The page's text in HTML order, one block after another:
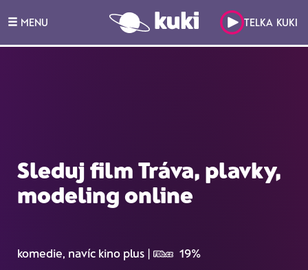
MENU TELKA KUKI
Sleduj film Tráva, plavky,
modeling online
komedie, navíc kino plus | 19%